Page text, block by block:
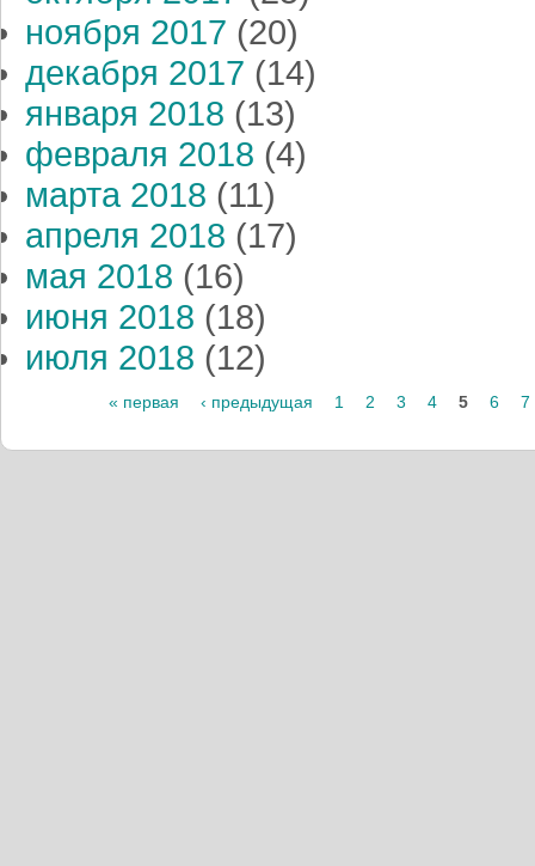
ноября 2017 (20)
декабря 2017 (14)
января 2018 (13)
февраля 2018 (4)
марта 2018 (11)
апреля 2018 (17)
мая 2018 (16)
июня 2018 (18)
июля 2018 (12)
« первая ‹ предыдущая 1 2 3 4 5 6 7